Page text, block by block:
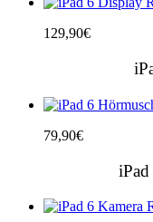
129,90€
79,90€